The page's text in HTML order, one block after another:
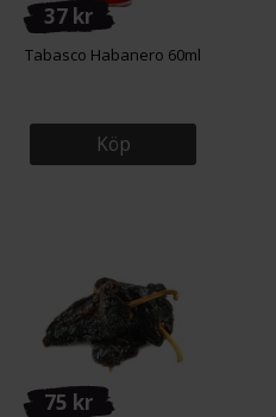
37 kr
Tabasco Habanero 60ml
Köp
75 kr